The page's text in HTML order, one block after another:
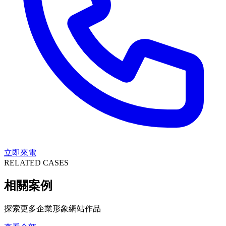
立即來電
RELATED CASES
相關案例
探索更多企業形象網站作品